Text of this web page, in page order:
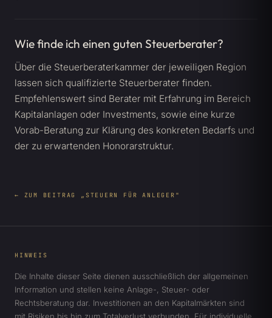
Wie finde ich einen guten Steuerberater?
Über die Steuerberaterkammer der jeweiligen Region
lassen sich qualifizierte Steuerberater finden.
Empfehlenswert sind Berater mit Erfahrung im Bereich
Kapitalanlagen oder Investments, sowie eine kurze
Vorab-Beratung zur Klärung des konkreten Bedarfs und
der zu erwartenden Honorarstruktur.
← ZUM BEITRAG „STEUERN FÜR ANLEGER"
HINWEIS
Die Inhalte dieser Seite dienen ausschließlich der allgemeinen
Information und stellen keine Anlage-, Steuer- oder
Rechtsberatung dar. Investitionen an den Kapitalmärkten sind